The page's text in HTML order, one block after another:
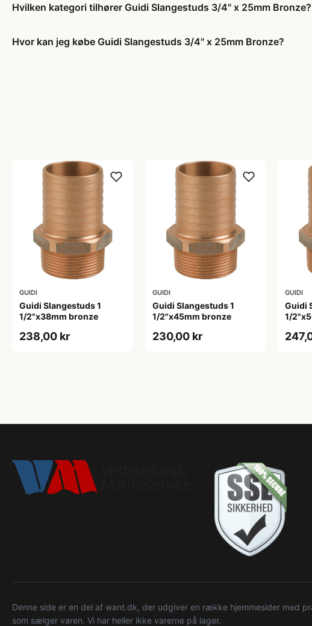
Hvilken kategori tilhører Guidi Slangestuds 3/4" x 25mm Bronze?
Hvor kan jeg købe Guidi Slangestuds 3/4" x 25mm Bronze?
GUIDI
Guidi Slangestuds 1
1/2"x38mm bronze
238,00 kr
GUIDI
Guidi Slangestuds 1
1/2"x45mm bronze
230,00 kr
GUIDI
Guidi
1/
Denne side er en del af want.dk, der udgiver en række hjemmesider med
som sælger varen. Vi har heller ikke varerne på lager.